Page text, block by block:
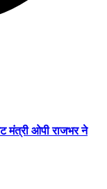
मंत्री ओपी राजभर ने